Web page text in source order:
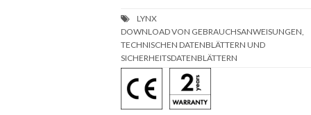
DOWNLOAD VON GEBRAUCHSANWEISUNGEN,
TECHNISCHEN DATENBLÄTTERN UND
SICHERHEITSDATENBLÄTTERN